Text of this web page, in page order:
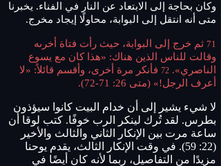
وكان بحاجة إلى الابتعاد عن النار في الفناء. يخبرنا
متى أنه انتقل إلى البوابة، محاولًا إيجاد مخرج.
71 ثم خرج إلى البوابة، حيث رأت فتاة أخرىه
وقالت للناس الذين هناك: «هذا كان مع يسوع
الناصري». 72 فأنكر مرة أخرى، وأقسم قائلاً: «لا
أعرف الرجل!» (متى 26: 71-72).
لا شيء يشير إلى أن خدام البيت كانوا سيؤذون
بطرس. لقد تُرك لينكر الرب خوفًا. كتب لوقا أن
ساعة مرت بين الإنكار الثاني والثالث والأخير
(22: 59). في وقت الإنكار الثالث، يقدم يوحنا
مزيدًا من التفاصيل، ربما لأنه كان أيضًا في